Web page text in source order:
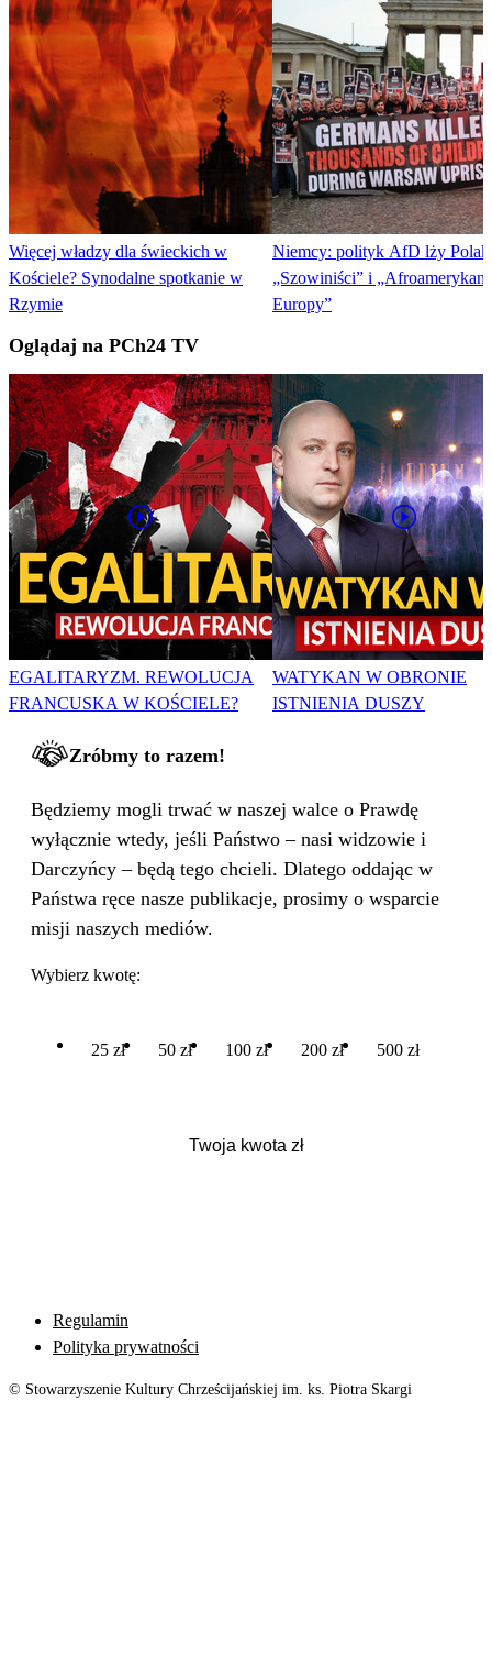
Więcej władzy dla świeckich w
Kościele? Synodalne spotkanie w
Rzymie
Niemcy: polityk AfD lży
„Szowiniści” i
Europy”
Oglądaj na PCh24 TV
EGALITARYZM. REWOLUCJA
FRANCUSKA W KOŚCIELE?
WATYKAN W OBRONIE
ISTNIENIA DUSZY
Zróbmy to razem!
Będziemy mogli trwać w naszej walce o Prawdę
wyłącznie wtedy, jeśli Państwo – nasi widzowie i
Darczyńcy – będą tego chcieli. Dlatego oddając w
Państwa ręce nasze publikacje, prosimy o wsparcie
misji naszych mediów.
Wybierz kwotę:
25 zł 50 zł 100 zł 200 zł 500 zł
Regulamin
Polityka prywatności
© Stowarzyszenie Kultury Chrześcijańskiej im. ks. Piotra Skargi